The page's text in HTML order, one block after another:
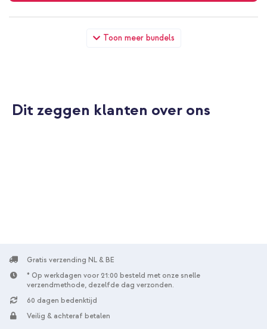
Toon meer bundels
Selencia Vivid Backcover Samsung Galaxy S24 - Wavy Swirl
Orange Fern + Wall Charger - Oplader - USB-C en USB
Dit zeggen klanten over ons
Gratis verzending NL & BE
* Op werkdagen voor 21:00 besteld met onze snelle
verzendmethode, dezelfde dag verzonden.
60 dagen bedenktijd
Veilig & achteraf betalen